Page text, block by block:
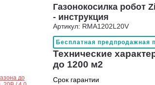
Газонокосилка робот
- инструкция
Артикул: RMA1202L20V
Бесплатная предпродажная
Технические
до 1200 м2
Срок гарантии